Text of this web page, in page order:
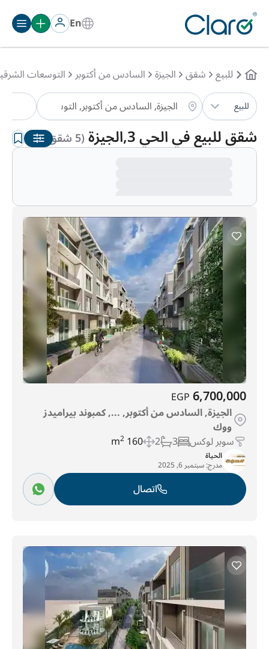
En
للبيع شقق الجيزة السادس من أكتوبر التوسعات
للبيع
شقق للبيع في الحي 3,الجيزة (5 شقق )
الترتيب:تلقائي
6,700,000
EGP
الجيزة, السادس من أكتوبر, ..., كمبوند بيراميدز
ووك
سوبر لوكس 3
2
160 m
2
الحياة
مدرج:سبتمبر 6, 2025
اتصال